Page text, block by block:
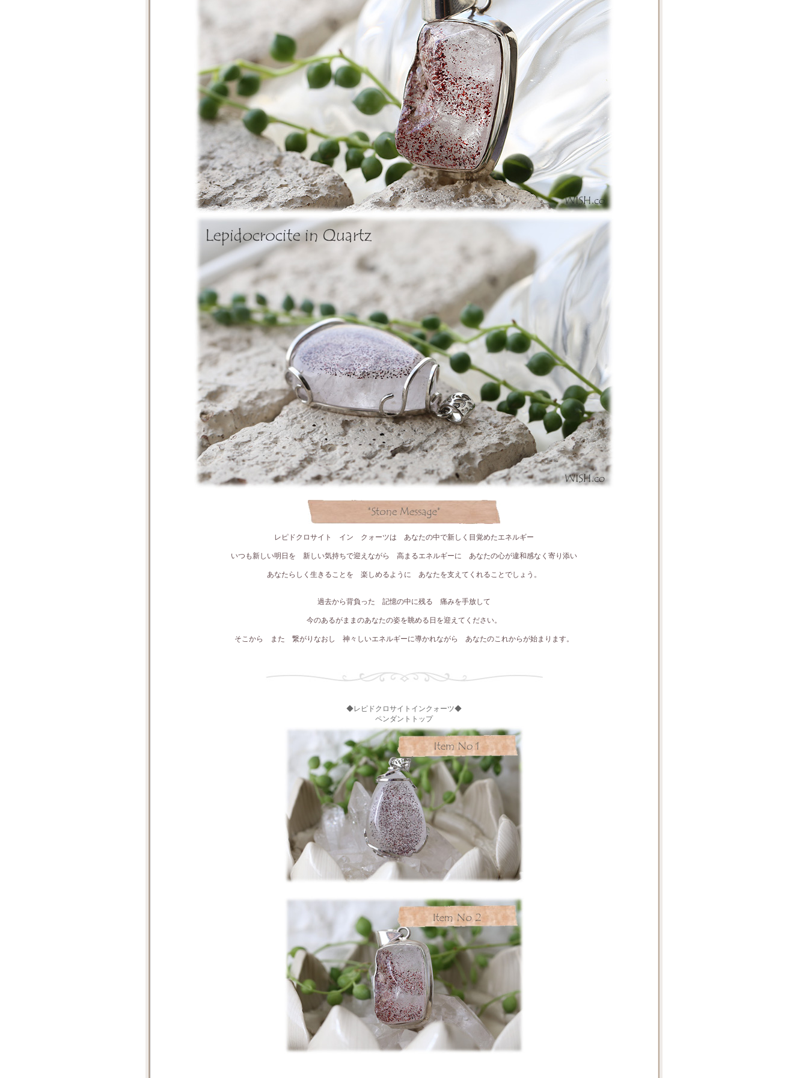
レピドクロサイト イン クォーツは あなたの中で新しく目覚めたエネルギー
いつも新しい明日を 新しい気持ちで迎えながら 高まるエネルギーに あなたの心が違和感なく寄り添い
あなたらしく生きることを 楽しめるように あなたを支えてくれることでしょう。
過去から背負った 記憶の中に残る 痛みを手放して
今のあるがままのあなたの姿を眺める日を迎えてください。
そこから また 繋がりなおし 神々しいエネルギーに導かれながら あなたのこれからが始まります。
◆レピドクロサイトインクォーツ◆
ペンダントトップ